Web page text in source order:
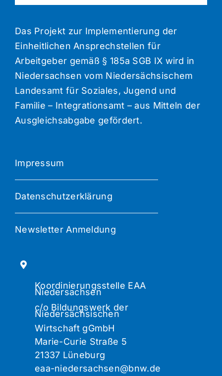
Das Projekt zur Implementierung der
Einheitlichen Ansprechstellen für
Arbeitgeber gemäß § 185a SGB IX wird in
Niedersachsen vom Niedersächsischem
Landesamt für Soziales, Jugend und
Familie – Integrationsamt – aus Mitteln der
Ausgleichsabgabe gefördert.
Impressum
Datenschutzerklärung
Newsletter Anmeldung
Koordinierungsstelle EAA
Niedersachsen
c/o Bildungswerk der
Niedersächsischen
Wirtschaft gGmbH
Marie-Curie Straße 5
21337 Lüneburg
eaa-niedersachsen@bnw.de